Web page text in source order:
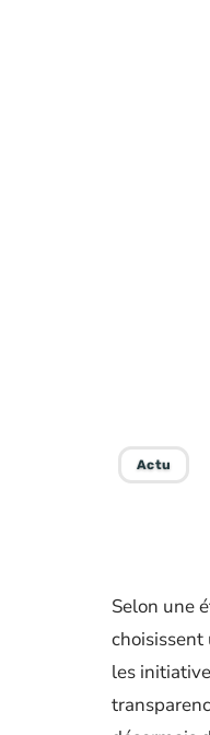
Actu
Selon une
choisissent
les